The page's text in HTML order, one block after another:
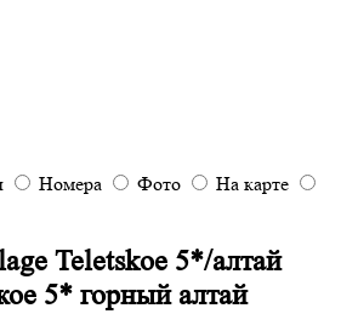
Номера Фото
На карте
Teletskoe 5*/алтай
5* горный алтай